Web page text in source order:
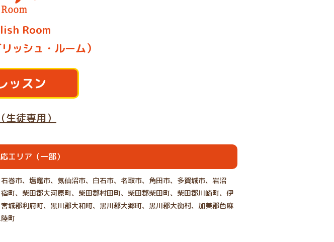
Room
ッシュ・ルーム）
ッスン
徒専用）
エリア（一部）
巻市、塩竈市、気仙沼市、白石市、名取市、角田市、多賀城市、岩沼
町、柴田郡大河原町、柴田郡村田町、柴田郡柴田町、柴田郡川崎町、伊
城郡利府町、黒川郡大和町、黒川郡大郷町、黒川郡大衡村、加美郡色麻
町